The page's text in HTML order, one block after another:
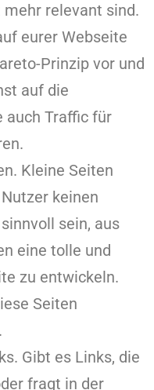
relevant sind.
eurer Webseite
Prinzip vor und
auf die
auch Traffic für
Kleine Seiten
keinen
sein, aus
eine tolle und
zu entwickeln.
Seiten
Gibt es Links, die
fragt in der